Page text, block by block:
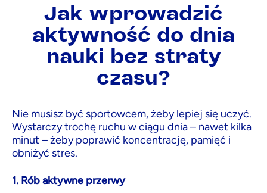
Jak wprowadzić
aktywność do dnia
nauki bez straty
czasu?
Nie musisz być sportowcem, żeby lepiej się uczyć.
Wystarczy trochę ruchu w ciągu dnia – nawet kilka
minut – żeby poprawić koncentrację, pamięć i
obniżyć stres.
1. Rób aktywne przerwy